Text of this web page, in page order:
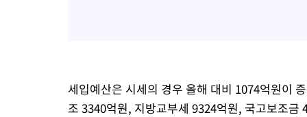
세입예산은 시세의 경우 올해 대비 1074억원이
조 3340억원, 지방교부세 9324억원, 국고보조